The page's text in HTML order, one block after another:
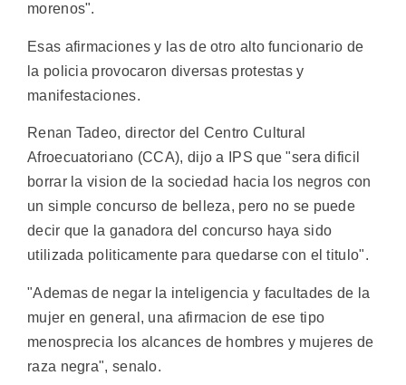
morenos".
Esas afirmaciones y las de otro alto funcionario de
la policia provocaron diversas protestas y
manifestaciones.
Renan Tadeo, director del Centro Cultural
Afroecuatoriano (CCA), dijo a IPS que "sera dificil
borrar la vision de la sociedad hacia los negros con
un simple concurso de belleza, pero no se puede
decir que la ganadora del concurso haya sido
utilizada politicamente para quedarse con el titulo".
"Ademas de negar la inteligencia y facultades de la
mujer en general, una afirmacion de ese tipo
menosprecia los alcances de hombres y mujeres de
raza negra", senalo.